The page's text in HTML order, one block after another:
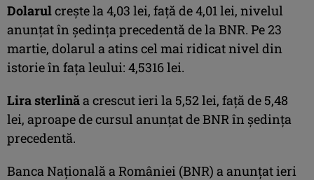
Dolarulcreşte la 4,03 lei, faţă de4,01 lei, nivelul
anunţat în şedinţa precedentă de la BNR. Pe 23
martie, dolarul a atins cel mai ridicat nivel din
istorie în faţa leului: 4,5316 lei.
Lira sterlinăa crescut ieri la 5,52 lei, faţă de 5,48
lei, aproape de cursul anunţat de BNR în şedinţa
precedentă.
Banca Naţională a României (BNR) a anunţat ieri